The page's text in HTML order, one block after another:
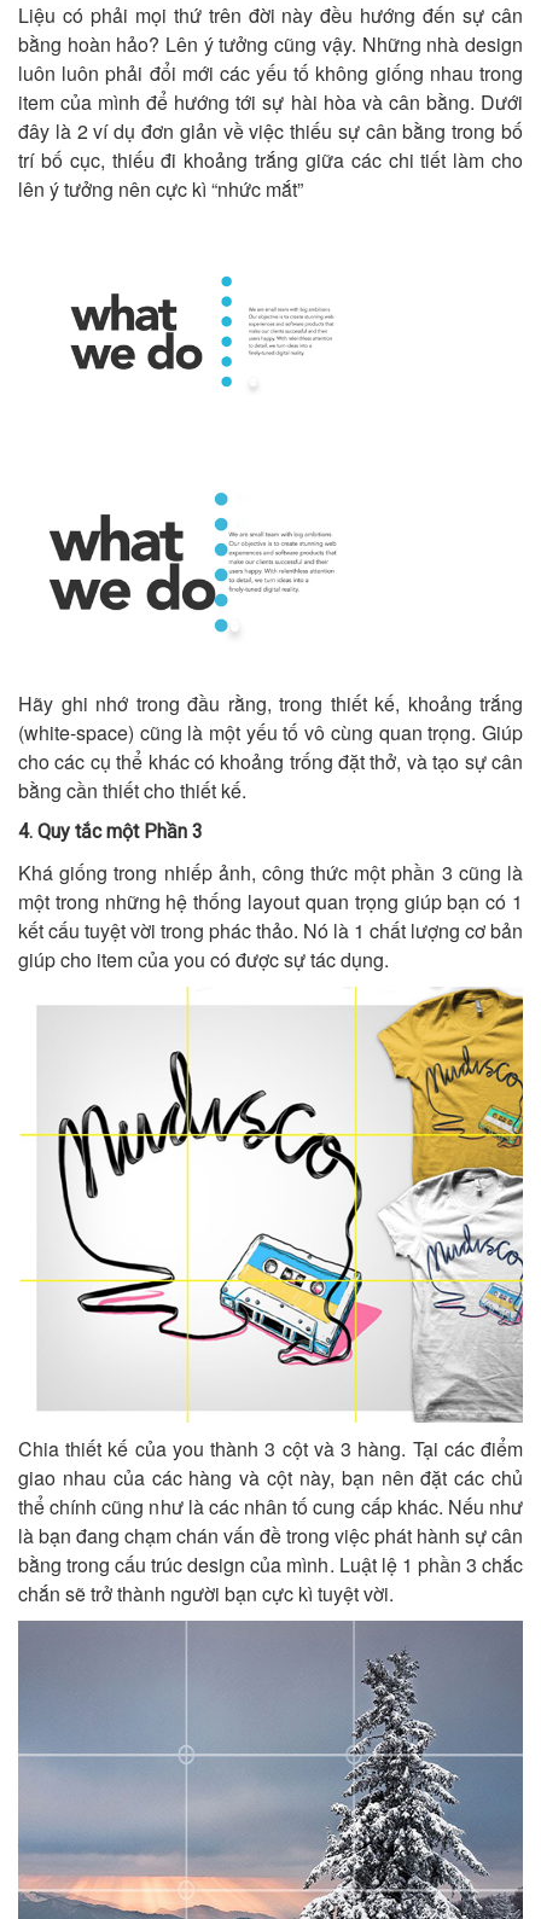
Liệu có phải mọi thứ trên đời này đều hướng đến sự cân
bằng hoàn hảo? Lên ý tưởng cũng vậy. Những nhà design
luôn luôn phải đổi mới các yếu tố không giống nhau trong
item của mình để hướng tới sự hài hòa và cân bằng. Dưới
đây là 2 ví dụ đơn giản về việc thiếu sự cân bằng trong bố
trí bố cục, thiếu đi khoảng trắng giữa các chi tiết làm cho
lên ý tưởng nên cực kì “nhức mắt”
Hãy ghi nhớ trong đầu rằng, trong thiết kế, khoảng trắng
(white-space) cũng là một yếu tố vô cùng quan trọng. Giúp
cho các cụ thể khác có khoảng trống đặt thở, và tạo sự cân
bằng cần thiết cho thiết kế.
4. Quy tắc một Phần 3
Khá giống trong nhiếp ảnh, công thức một phần 3 cũng là
một trong những hệ thống layout quan trọng giúp bạn có 1
kết cấu tuyệt vời trong phác thảo. Nó là 1 chất lượng cơ bản
giúp cho item của you có được sự tác dụng.
Chia thiết kế của you thành 3 cột và 3 hàng. Tại các điểm
giao nhau của các hàng và cột này, bạn nên đặt các chủ
thể chính cũng như là các nhân tố cung cấp khác. Nếu như
là bạn đang chạm chán vấn đề trong việc phát hành sự cân
bằng trong cấu trúc design của mình. Luật lệ 1 phần 3 chắc
chắn sẽ trở thành người bạn cực kì tuyệt vời.